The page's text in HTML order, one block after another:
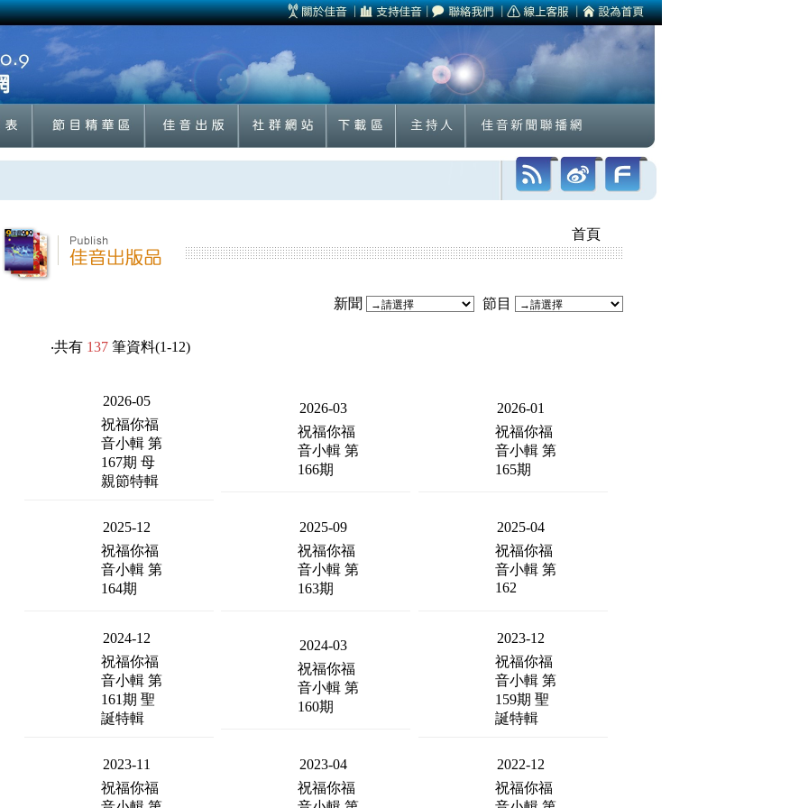
首頁
新聞 節目
‧共有 137筆資料(1-12)
2026-05
祝福你福
音小輯 第
167期 母
親節特輯
2026-03
祝福你福
音小輯 第
166期
2026-01
祝福你福
音小輯 第
165期
2025-12
祝福你福
音小輯 第
164期
2025-09
祝福你福
音小輯 第
163期
2025-04
祝福你福
音小輯 第
162
2024-12
祝福你福
音小輯 第
161期 聖
誕特輯
2024-03
祝福你福
音小輯 第
160期
2023-12
祝福你福
音小輯 第
159期 聖
誕特輯
2023-11
祝福你福
2023-04
祝福你福
2022-12
祝福你福